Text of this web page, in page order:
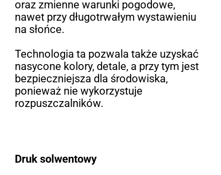
Druk solwentowy
oraz zmienne warunki pogodowe,
nawet przy długotrwałym wystawieniu
na słońce.
Technologia ta pozwala także uzyskać
nasycone kolory, detale, a przy tym jest
bezpieczniejsza dla środowiska,
ponieważ nie wykorzystuje
rozpuszczalników.